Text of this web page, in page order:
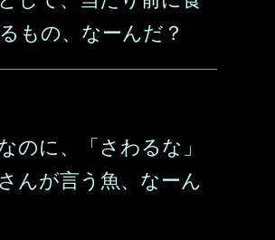
もの、なーんだ？
のに、「さわるな」
んが言う魚、なーん